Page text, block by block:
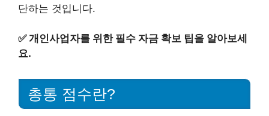
단하는 것입니다.
✅개인사업자를 위한 필수 자금 확보 팁을 알아보세
요.
총통 점수란?